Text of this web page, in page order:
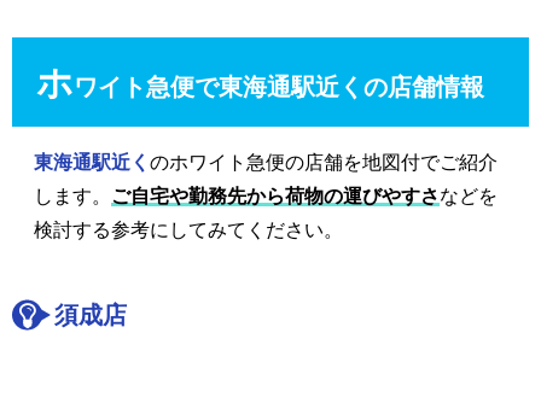
ホワイト急便で東海通駅近くの店舗情報
東海通駅近く のホワイト急便の店舗を地図付でご紹介
します。 ご自宅や勤務先から荷物の運びやすさなどを
検討する参考にしてみてください。
須成店